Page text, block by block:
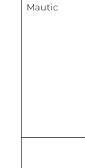
Mautic